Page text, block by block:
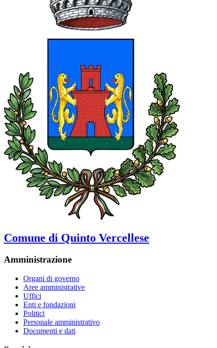
Comune di Quinto Vercellese
Amministrazione
Organi di governo
Aree amministrative
Uffici
Enti e fondazioni
Politici
Personale amministrativo
Documenti e dati